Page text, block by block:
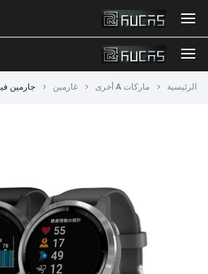
الرئيسية ماركات A أخرى غارمين جارمين